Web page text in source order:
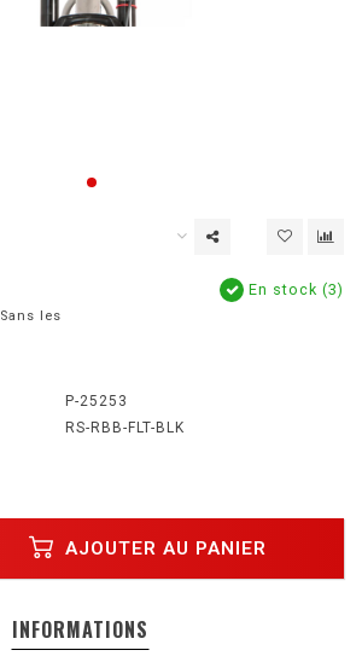
Sans les
En stock (3)
P-25253
RS-RBB-FLT-BLK
AJOUTER AU PANIER
INFORMATIONS